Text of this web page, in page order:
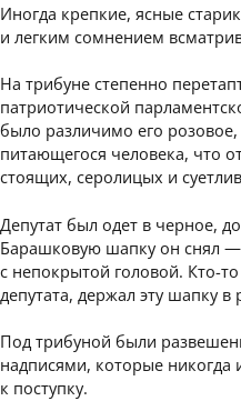
Иногда крепкие, ясные
и легким сомнением
На трибуне степенно
патриотической
было различимо его
питающегося человека, что
стоящих, серолицых и
Депутат был одет в черное,
Барашковую шапку он снял
с непокрытой головой. Кто-
депутата, держал эту шапку в
Под трибуной были
надписями, которые никогда
к поступку.